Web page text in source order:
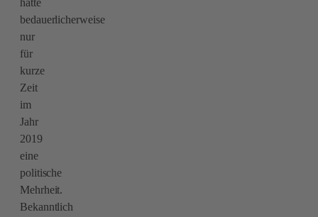
hatte
bedauerlicherweise
nur
für
kurze
Zeit
im
Jahr
2019
eine
politische
Mehrheit.
Bekanntlich